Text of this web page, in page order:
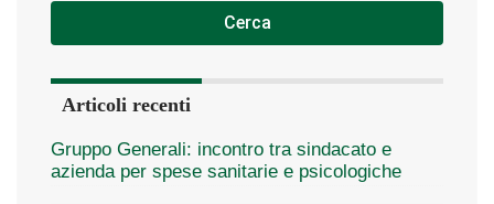
Cerca
Articoli recenti
Gruppo Generali: incontro tra sindacato e
azienda per spese sanitarie e psicologiche